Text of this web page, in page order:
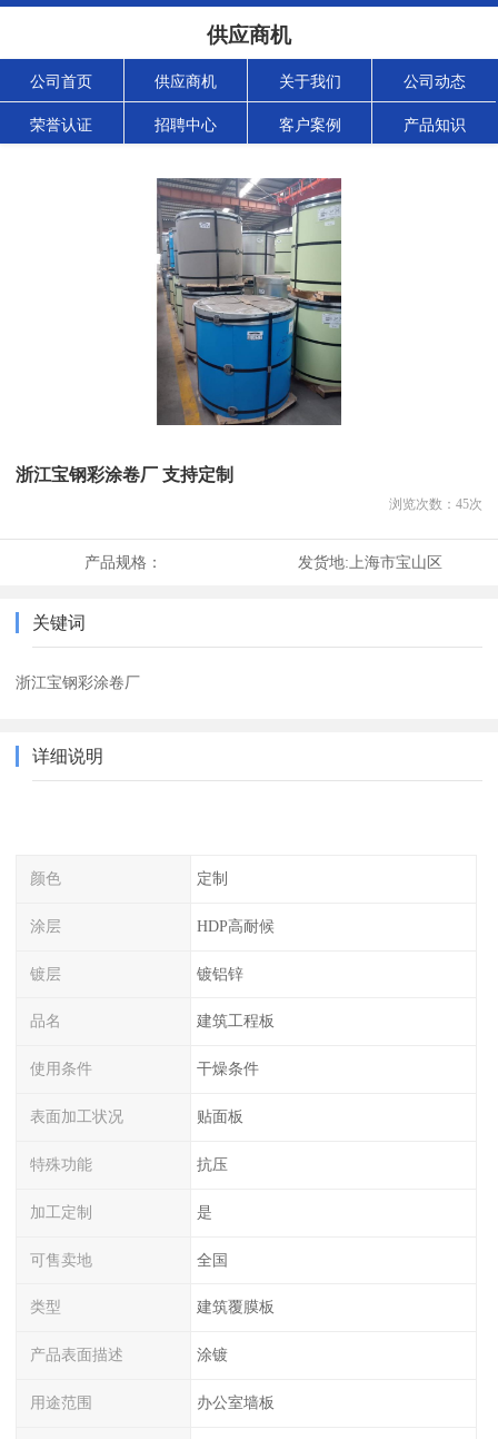
供应商机
公司首页 供应商机 关于我们 公司动态
荣誉认证 招聘中心 客户案例 产品知识
浙江宝钢彩涂卷厂 支持定制
浏览次数： 45次
产品规格： 发货地: 上海市宝山区
关键词
浙江宝钢彩涂卷厂
详细说明
颜色 定制
涂层 HDP高耐候
镀层 镀铝锌
品名 建筑工程板
使用条件 干燥条件
表面加工状况 贴面板
特殊功能 抗压
加工定制 是
可售卖地 全国
类型 建筑覆膜板
产品表面描述 涂镀
用途范围 办公室墙板